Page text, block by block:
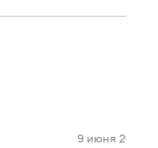
9 июня 2026